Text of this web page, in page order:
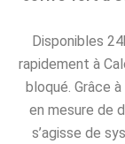
Disponibles
rapidement à
bloqué. Grâce
en mesure de
s’agisse de